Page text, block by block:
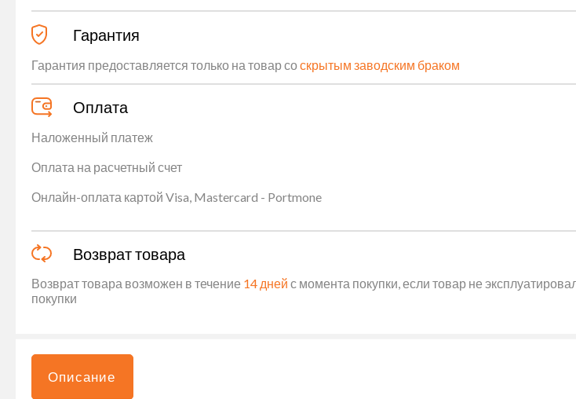
Гарантия
Гарантия предоставляется только на товар соскрытым заводским браком
Оплата
Наложенный платеж
Оплата на расчетный счет
Онлайн-оплата картой Visa, Mastercard - Portmone
Возврат товара
Возврат товара возможен в течение 14 дней с момента покупки, если товар не
покупки
Описание